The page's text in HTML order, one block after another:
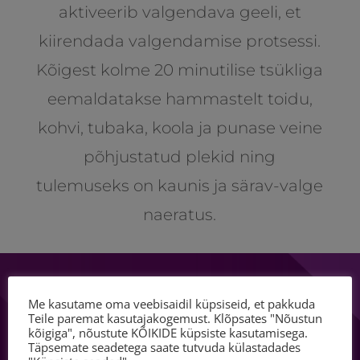
aktiveerib valgendava geeli, et
kiirendada valgendamise protsessi.
Kõigest kolme 20 minutilise tsükliga
eemaldatakse hammastelt toidu,
kohvi, tubaka, koola ja punase veine
põhjustatud plekid ning
tulemuseks on kaunis ja särav-valge
naeratus.
Me kasutame oma veebisaidil küpsiseid, et pakkuda
Teile paremat kasutajakogemust. Klõpsates "Nõustun
kõigiga", nõustute KÕIKIDE küpsiste kasutamisega.
Täpsemate seadetega saate tutvuda külastadades